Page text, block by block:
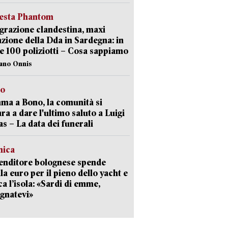
Phantom
clandestina, maxi
della Dda in Sardegna: in
100 poliziotti – Cosa sappiamo
Onnis
a Bono, la comunità si
a dare l'ultimo saluto a Luigi
– La data dei funerali
bolognese spende
euro per il pieno dello yacht e
l’isola: «Sardi di emme,